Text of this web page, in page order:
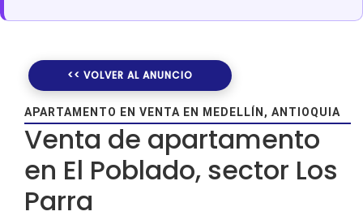
<< VOLVER AL ANUNCIO
APARTAMENTO EN VENTA EN MEDELLÍN, ANTIOQUIA
Venta de apartamento
en El Poblado, sector Los
Parra